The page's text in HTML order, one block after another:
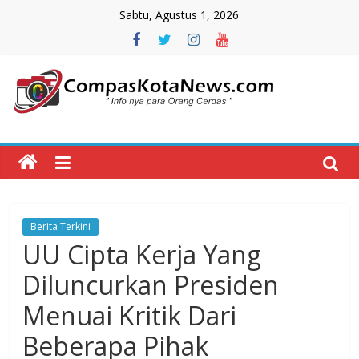
Sabtu, Agustus 1, 2026
Compas
Kota
CompasKotaNews.com
Hadir
untuk
memberikan
informasi
kepada
masyarakat
Berita Terkini
UU Cipta Kerja Yang
Diluncurkan Presiden
Menuai Kritik Dari
Beberapa Pihak